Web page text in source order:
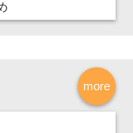
more